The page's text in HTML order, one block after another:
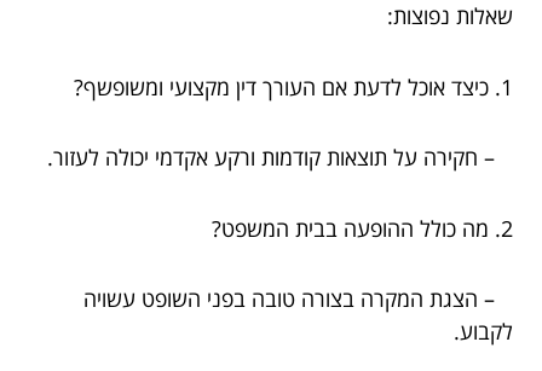
שאלות נפוצות:
1. כיצד אוכל לדעת אם העורך דין מקצועי ומשופשף?
– חקירה על תוצאות קודמות ורקע אקדמי יכולה לעזור.
2. מה כולל ההופעה בבית המשפט?
– הצגת המקרה בצורה טובה בפני השופט עשויה
לקבוע.